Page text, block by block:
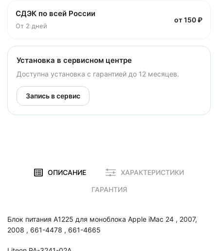
СДЭК по всей России
От 2 дней
от 150 ₽
Установка в сервисном центре
Доступна установка с гарантией до 12 месяцев.
Запись в сервис
ОПИСАНИЕ ХАРАКТЕРИСТИКИ
ГАРАНТИЯ
Блок питания A1225 для моноблока Apple iMac 24 , 2007,
2008 , 661-4478 , 661-4665